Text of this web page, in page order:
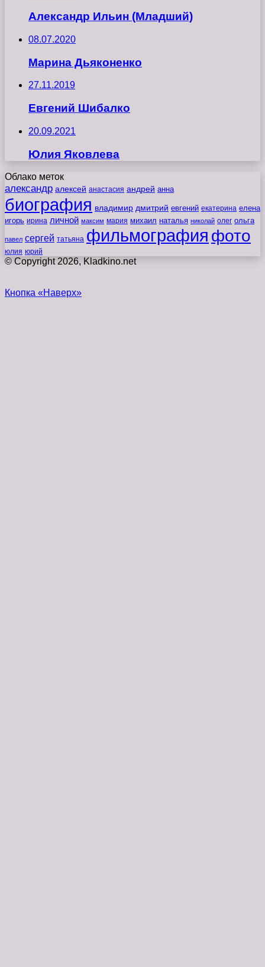
Александр Ильин (Младший)
08.07.2020
Марина Дьяконенко
27.11.2019
Евгений Шибалко
20.09.2021
Юлия Яковлева
Облако меток
александр алексей анастасия андрей анна
биография владимир дмитрий евгений екатерина елена
игорь ирина личной максим мария михаил наталья николай олег ольга
павел сергей татьяна фильмография фото
юлия юрий
© Copyright 2026, Kladkino.net
Кнопка «Наверх»